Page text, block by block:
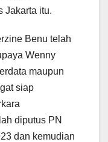
Jakarta itu.
Benu telah
Wenny
maupun
siap
diputus PN
dan kemudian